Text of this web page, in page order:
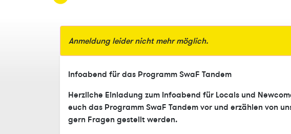
Anmeldung leider nicht mehr möglich.
Infoabend für das Programm SwaF Tandem
Herzliche Einladung zum Infoabend für Locals und
euch das Programm SwaF Tandem vor und erzählen von
gern Fragen gestellt werden.